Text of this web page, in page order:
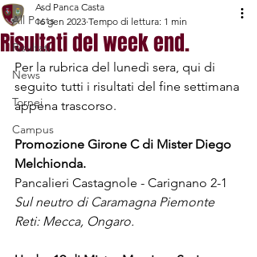
All Posts
Risultati
News
Tornei
Campus
Risultati del week end.
Asd Panca Casta
16 gen 2023 Tempo di lettura: 1 min
Per la rubrica del lunedì sera, qui di
seguito tutti i risultati del fine settimana
appena trascorso.
Promozione Girone C di Mister Diego
Melchionda.
Pancalieri Castagnole - Carignano 2-1
Sul neutro di Caramagna Piemonte
Reti: Mecca, Ongaro.